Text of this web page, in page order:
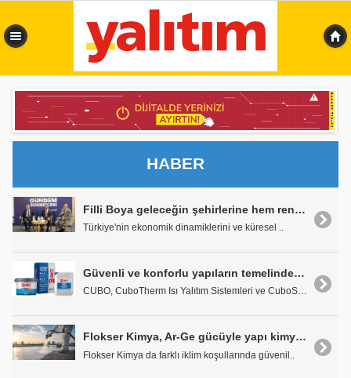
HABER
Filli Boya geleceğin şehirlerine hem renk hem dayanım kazandırıyor
Türkiye'nin ekonomik dinamiklerini ve küresel ..
Güvenli ve konforlu yapıların temelinde doğru yalıtım var
CUBO, CuboTherm Isı Yalıtım Sistemleri ve CuboSeal..
Flokser Kimya, Ar-Ge gücüyle yapı kimyasallarında fark yaratıyor
Flokser Kimya da farklı iklim koşullarında güvenil..
0,533 sn